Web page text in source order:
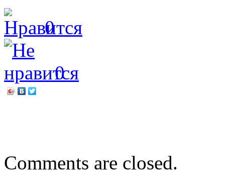
0
0
Comments are closed.